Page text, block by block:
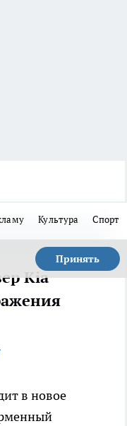
Культура Спорт
Принять
Kia
в новое